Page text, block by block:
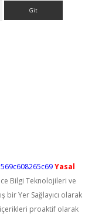
Yasal
Bilgi Teknolojileri ve
bir Yer Sağlayıcı olarak
proaktif olarak